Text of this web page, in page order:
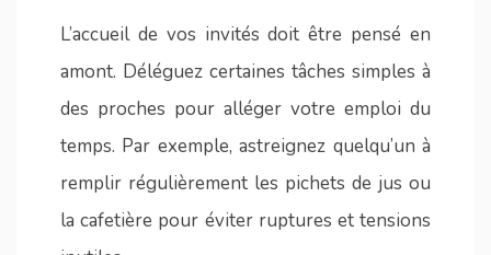
L’accueil de vos invités doit être pensé en
amont. Déléguez certaines tâches simples à
des proches pour alléger votre emploi du
temps. Par exemple, astreignez quelqu’un à
remplir régulièrement les pichets de jus ou
la cafetière pour éviter ruptures et tensions